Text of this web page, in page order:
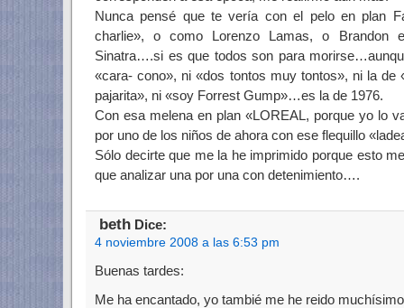
Nunca pensé que te vería con el pelo en plan
charlie», o como Lorenzo Lamas, o Brandon
Sinatra….si es que todos son para
«cara- cono», ni «dos tontos muy tontos», ni la
pajarita», ni «soy Forrest Gump»…es la de 1976.
Con esa melena en plan «LOREAL, porque yo lo
por uno de los niños de ahora con ese flequillo
Sólo decirte que me la he imprimido porque esto
que analizar una por una con detenimiento….
beth Dice:
4 noviembre 2008 a las 6:53 pm
Buenas tardes:
Me ha encantado, yo tambié me he reido